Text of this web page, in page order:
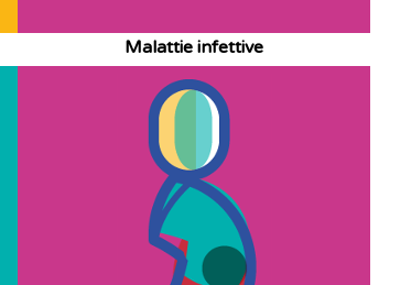
Malattie infettive